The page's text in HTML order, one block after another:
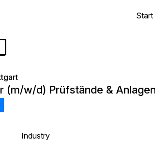
Start
(m/w/d) Prüfstände &
Industry